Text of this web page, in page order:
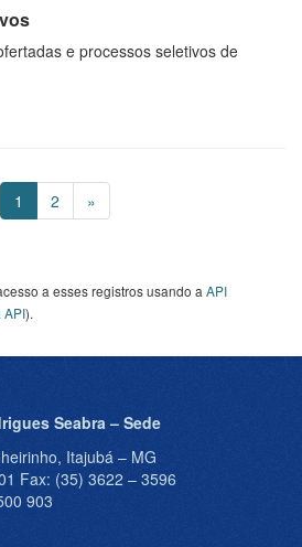
e processos seletivos de
1 2 »
a esses registros usando a API
API).
Seabra – Sede
Itajubá – MG
Fax: (35) 3622 – 3596
903